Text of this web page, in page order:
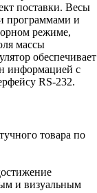
поставки. Весы
программами и
режиме,
массы
обеспечивает
информацией с
RS-232.
товара по
и визуальным